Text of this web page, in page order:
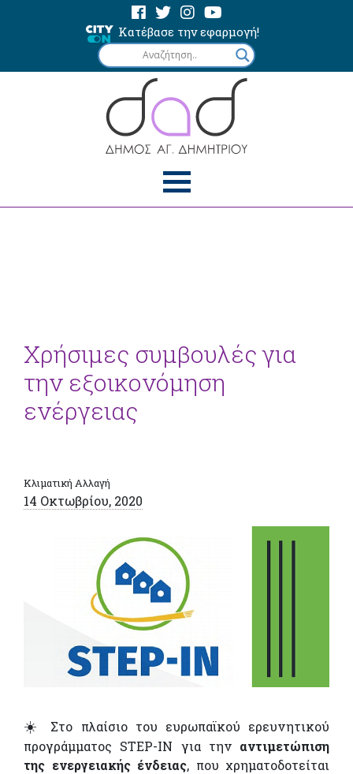
Κατέβασε την εφαρμογή!
Χρήσιμες συμβουλές για
την εξοικονόμηση
ενέργειας
Κλιματική Αλλαγή
14 Οκτωβρίου, 2020
☀️
Στο πλαίσιο του ευρωπαϊκού ερευνητικού
προγράμματος STEP-IN για την αντιμετώπιση
της ενεργειακής ένδειας, που χρηματοδοτείται